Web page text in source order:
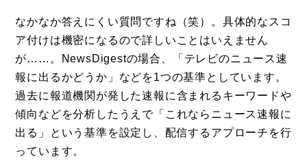
なかなか答えにくい質問ですね（笑）。具体的なスコ
ア付けは機密になるので詳しいことはいえません
が……。NewsDigestの場合、「テレビのニュース速
報に出るかどうか」などを1つの基準としています。
過去に報道機関が発した速報に含まれるキーワードや
傾向などを分析したうえで「これならニュース速報に
出る」という基準を設定し、配信するアプローチを行
っています。